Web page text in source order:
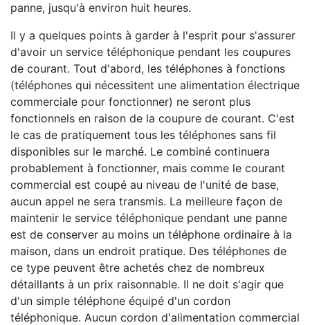
panne, jusqu'à environ huit heures.
Il y a quelques points à garder à l'esprit pour s'assurer
d'avoir un service téléphonique pendant les coupures
de courant. Tout d'abord, les téléphones à fonctions
(téléphones qui nécessitent une alimentation électrique
commerciale pour fonctionner) ne seront plus
fonctionnels en raison de la coupure de courant. C'est
le cas de pratiquement tous les téléphones sans fil
disponibles sur le marché. Le combiné continuera
probablement à fonctionner, mais comme le courant
commercial est coupé au niveau de l'unité de base,
aucun appel ne sera transmis. La meilleure façon de
maintenir le service téléphonique pendant une panne
est de conserver au moins un téléphone ordinaire à la
maison, dans un endroit pratique. Des téléphones de
ce type peuvent être achetés chez de nombreux
détaillants à un prix raisonnable. Il ne doit s'agir que
d'un simple téléphone équipé d'un cordon
téléphonique. Aucun cordon d'alimentation commercial